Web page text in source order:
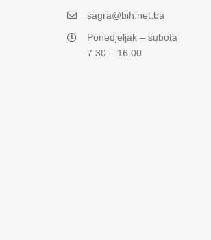
sagra@bih.net.ba
Ponedjeljak – subota
7.30 – 16.00